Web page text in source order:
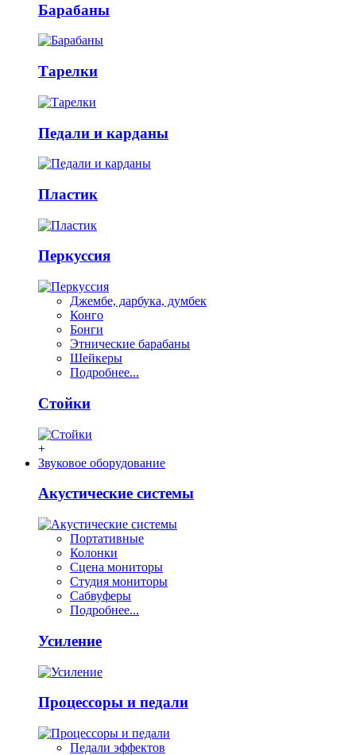
Барабаны
Тарелки
Педали и карданы
Пластик
Перкуссия
Джембе, дарбука, думбек
Конго
Бонги
Этнические барабаны
Шейкеры
Подробнее...
Стойки
+
Звуковое оборудование
Акустические системы
Портативные
Колонки
Сцена мониторы
Студия мониторы
Сабвуферы
Подробнее...
Усиление
Процессоры и педали
Педали эффектов